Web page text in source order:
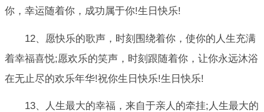
你，幸运随着你，成功属于你!生日快乐!
12、愿快乐的歌声，时刻围绕着你，使你的人生充满
着幸福喜悦;愿欢乐的笑声，时刻跟随着你，让你永远沐浴
在无止尽的欢乐年华!祝你生日快乐!生日快乐!
13、人生最大的幸福，来自于亲人的牵挂;人生最大的